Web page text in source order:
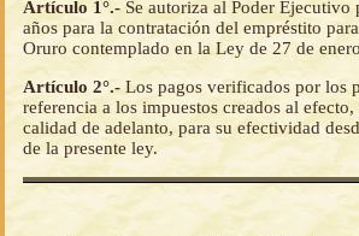
Artículo 1°.- Se autoriza al Poder Ejecutivo
años para la contratación del empréstito
Oruro contemplado en la Ley de 27 de
Artículo 2°.- Los pagos verificados por los
referencia a los impuestos creados al efecto,
calidad de adelanto, para su efectividad
de la presente ley.